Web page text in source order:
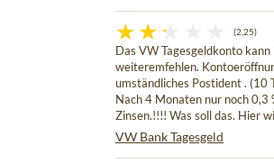
(2,25)
Das VW Tagesgeldkonto kann
weiteremfehlen.
umständliches Postident . (10
Nach 4 Monaten nur noch 0,3
Zinsen.!!!! Was soll das. Hier
VW Bank Tagesgeld